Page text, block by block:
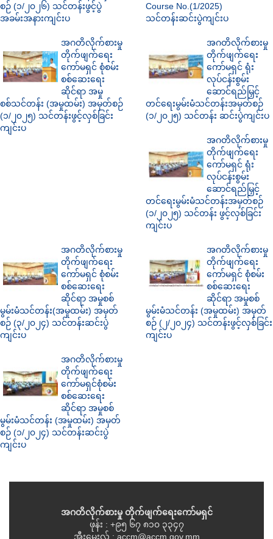
စဉ် (၁/၂၀၂၆) သင်တန်းဖွင့်ပွဲ
အခမ်းအနားကျင်းပ
Course No.(1/2025)
သင်တန်းဆင်းပွဲကျင်းပ
အဂတိလိုက်စားမှု
တိုက်ဖျက်ရေး
ကော်မရှင် စုံစမ်း
စစ်ဆေးရေး
ဆိုင်ရာ အမှု
စစ်သင်တန်း (အမှုထမ်း) အမှတ်စဉ်
(၁/၂၀၂၅) သင်တန်းဖွင့်လှစ်ခြင်း
ကျင်းပ
အဂတိလိုက်စားမှု
တိုက်ဖျက်ရေး
ကော်မရှင် ရုံး
လုပ်ငန်းစွမ်း
ဆောင်ရည်မြှင့်
တင်ရေးမွမ်းမံသင်တန်းအမှတ်စဉ်
(၁/၂၀၂၅) သင်တန်း ဆင်းပွဲကျင်းပ
အဂတိလိုက်စားမှု
တိုက်ဖျက်ရေး
ကော်မရှင် ရုံး
လုပ်ငန်းစွမ်း
ဆောင်ရည်မြှင့်
တင်ရေးမွမ်းမံသင်တန်းအမှတ်စဉ်
(၁/၂၀၂၅) သင်တန်း ဖွင့်လှစ်ခြင်း
ကျင်းပ
အဂတိလိုက်စားမှု
တိုက်ဖျက်ရေး
ကော်မရှင် စုံစမ်း
စစ်ဆေးရေး
ဆိုင်ရာ အမှုစစ်
မွမ်းမံသင်တန်း(အမှုထမ်း) အမှတ်
စဉ် (၃/၂၀၂၄) သင်တန်းဆင်းပွဲ
ကျင်းပ
အဂတိလိုက်စားမှု
တိုက်ဖျက်ရေး
ကော်မရှင် စုံစမ်း
စစ်ဆေးရေး
ဆိုင်ရာ အမှုစစ်
မွမ်းမံသင်တန်း (အမှုထမ်း) အမှတ်
စဉ် (၂/၂၀၂၄) သင်တန်းဖွင့်လှစ်ခြင်း
ကျင်းပ
အဂတိလိုက်စားမှု
တိုက်ဖျက်ရေး
ကော်မရှင်စုံစမ်း
စစ်ဆေးရေး
ဆိုင်ရာ အမှုစစ်
မွမ်းမံသင်တန်း (အမှုထမ်း) အမှတ်
စဉ် (၁/၂၀၂၄) သင်တန်းဆင်းပွဲ
ကျင်းပ
အဂတိလိုက်စားမှု တိုက်ဖျက်ရေးကော်မရှင်
ဖုန်း : +၉၅ ၆၇ ၈၁၀ ၃၃၄၇
အီးမေးလ် : accm@accm.gov.mm